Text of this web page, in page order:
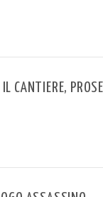
CANTIERE,